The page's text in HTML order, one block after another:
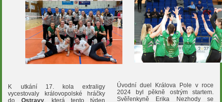
K utkání 17. kola extraligy
vycestovaly královopolské hráčky
do Ostravy, která tento týden
Úvodní duel Králova Pole v roce
2024 byl pěkně ostrým startem.
Svěřenkyně Erika Nezhody se